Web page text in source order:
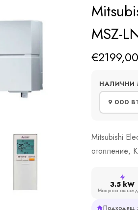
MSZ-
€2199,00
9 000
Mitsubishi
отопление,
3.5 kW
Мощност
Подходящ